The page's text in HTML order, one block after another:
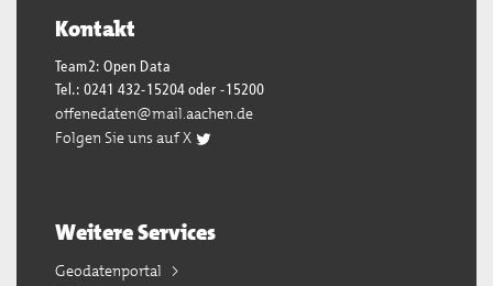
Kontakt
Team2: Open Data
Tel.: 0241 432-15204 oder -15200
offenedaten@mail.aachen.de
Folgen Sie uns auf X
Weitere Services
Geodatenportal